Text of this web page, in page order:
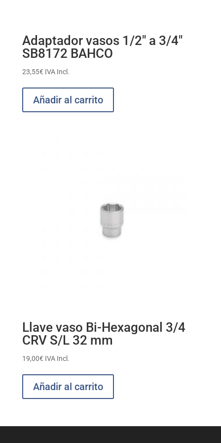
Adaptador vasos 1/2″ a 3/4″
SB8172 BAHCO
23,55€ IVA Incl.
Añadir al carrito
Llave vaso Bi-Hexagonal 3/4
CRV S/L 32 mm
19,00€ IVA Incl.
Añadir al carrito